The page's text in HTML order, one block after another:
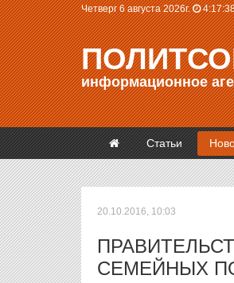
Четверг 6 августа 2026г.
информационное
Статьи
20.10.2016, 10:03
СЕМЕЙНЫХ